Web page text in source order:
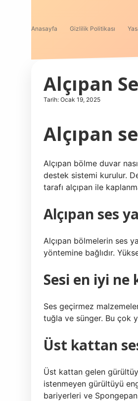
Anasayfa Gizlilik Politikası
Alçıpan
Tarih: Ocak 19, 2025
Alçıpan
Alçıpan bölme duvar
destek sistemi kurulur.
tarafı alçıpan ile
Alçıpan ses
Alçıpan bölmelerin ses
yöntemine bağlıdır.
Sesi en iyi ne
Ses geçirmez
tuğla ve sünger. Bu çok
Üst kattan
Üst kattan gelen
istenmeyen gürültüyü
bariyerleri ve